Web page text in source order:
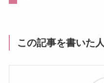
この記事を書いた人